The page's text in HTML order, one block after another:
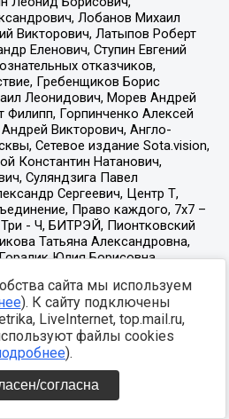
сайта мы используем
). К сайту подключены
LiveInternet, top.mail.ru,
файлы cookies
).
согласна